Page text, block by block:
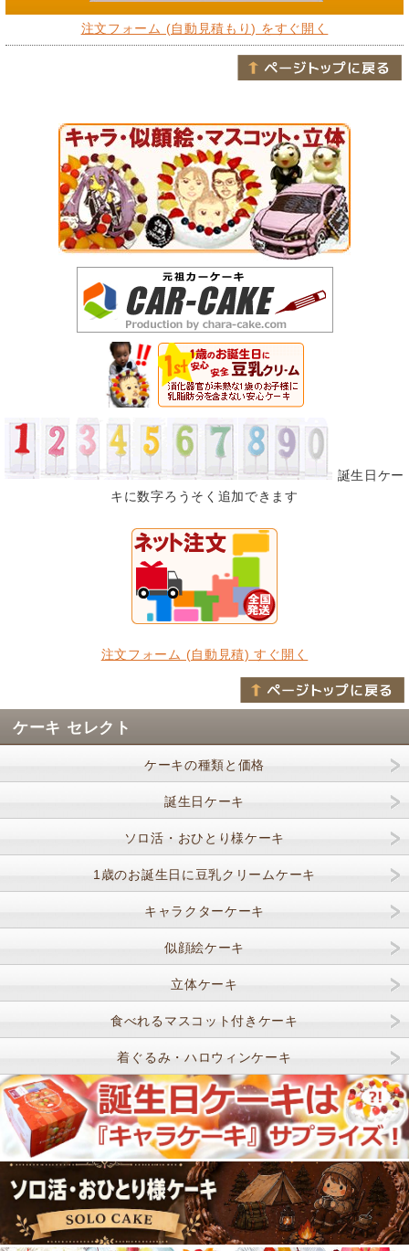
注文フォーム (自動見積もり) をすぐ開く
誕生日ケー
キに数字ろうそく追加できます
注文フォーム (自動見積) すぐ開く
ケーキ セレクト
ケーキの種類と価格
誕生日ケーキ
ソロ活・おひとり様ケーキ
1歳のお誕生日に豆乳クリームケーキ
キャラクターケーキ
似顔絵ケーキ
立体ケーキ
食べれるマスコット付きケーキ
着ぐるみ・ハロウィンケーキ